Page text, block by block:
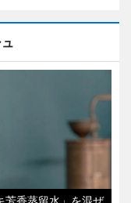
芳香蒸留水」を混ぜ